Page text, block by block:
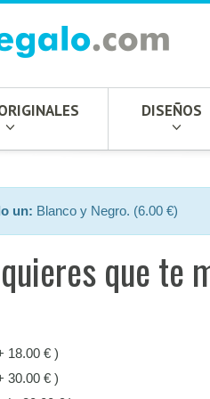
DISEÑOS
un: Blanco y Negro. (6.00 €)
que te
18.00 € )
30.00 € )